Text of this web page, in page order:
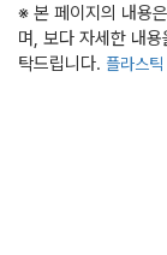
※ 본 페이지의 내용
며, 보다 자세한 내
탁드립니다. 플라스